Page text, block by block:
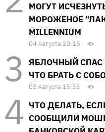
МОГУТ
МОРОЖЕНОЕ
MILLENNIUM
04 Августа 20:15
ЯБЛОЧНЫЙ
ЧТО БРАТЬ С
05 Августа 15:33
ЧТО ДЕЛАТЬ,
СООБЩИЛИ